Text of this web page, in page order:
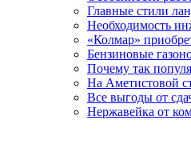
Главные стили
Необходимость
«Колмар»
Бензиновые
Почему так
На Аметистовой
Все выгоды от
Нержавейка от